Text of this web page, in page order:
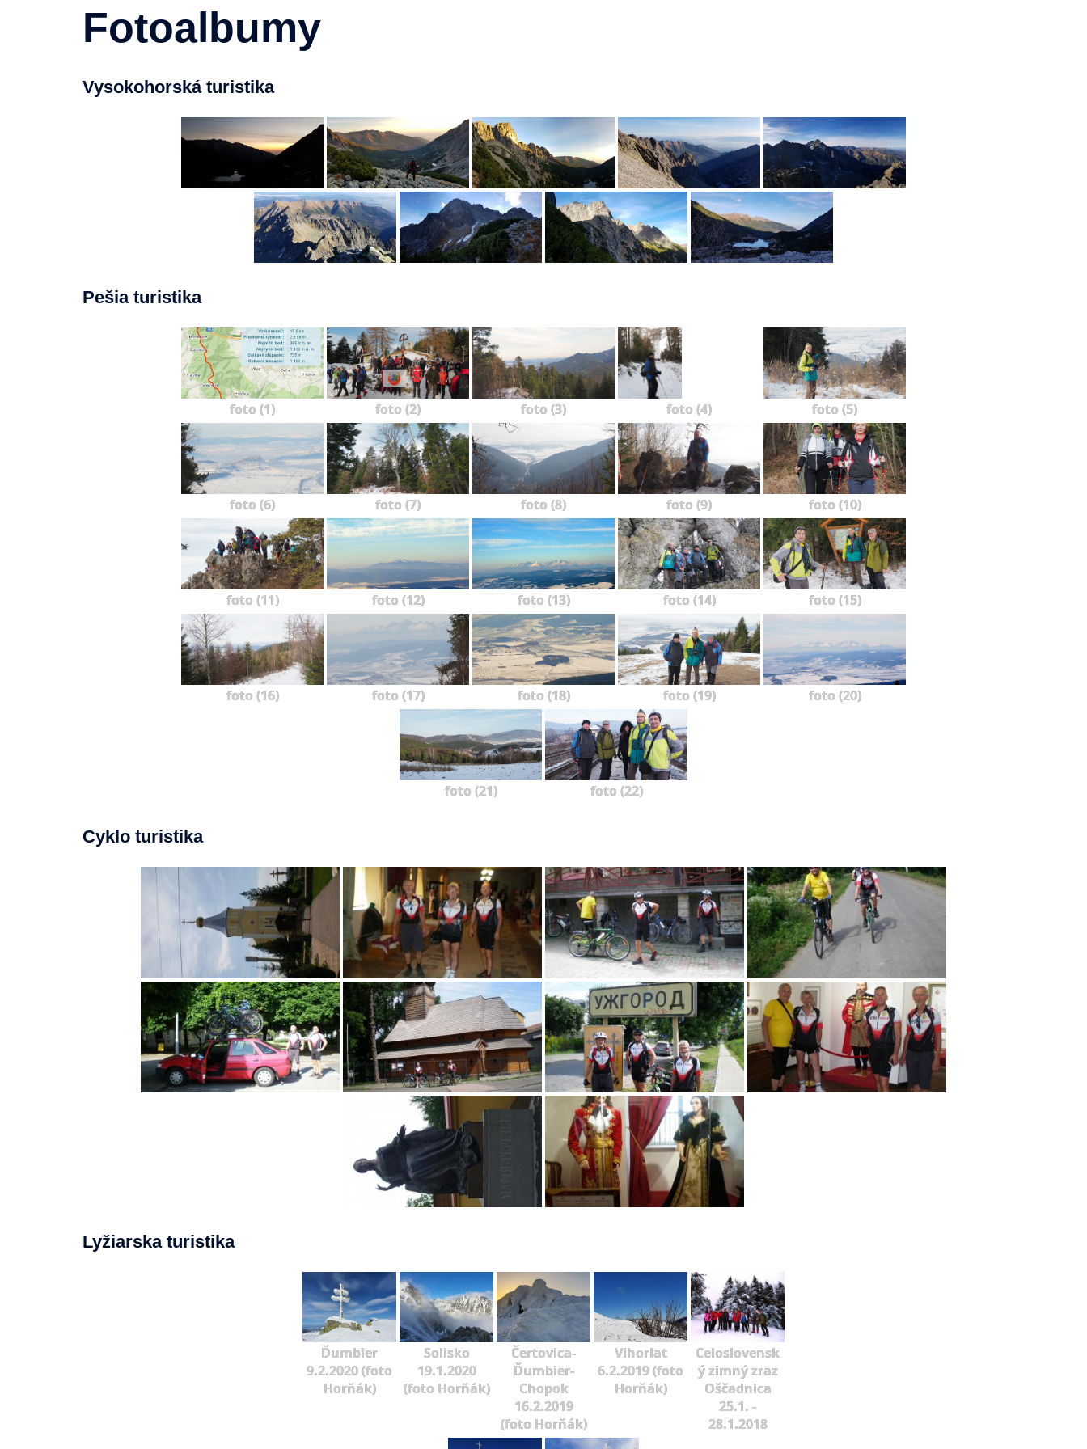
Fotoalbumy
Vysokohorská turistika
Pešia turistika
foto (1) foto (2) foto (3) foto (4) foto (5)
foto (6) foto (7) foto (8) foto (9) foto (10)
foto (11) foto (12) foto (13) foto (14) foto (15)
foto (16) foto (17) foto (18) foto (19) foto (20)
foto (21) foto (22)
Cyklo turistika
Lyžiarska turistika
Ďumbier
9.2.2020 (foto
Horňák)
Solisko
19.1.2020
(foto Horňák)
Čertovica-
Ďumbier-
Chopok
16.2.2019
(foto Horňák)
Vihorlat
6.2.2019 (foto
Horňák)
Celoslovensk
ý zimný zraz
Oščadnica
25.1. -
28.1.2018